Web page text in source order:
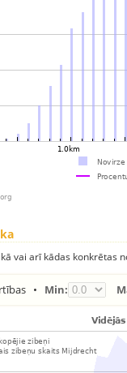
vai arī kādas konkrētas
• Min: